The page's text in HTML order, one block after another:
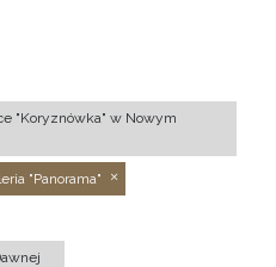
"Koryznówka" w Nowym
"Panorama"